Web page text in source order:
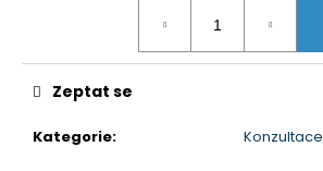
Kategorie: Konzultace
Zeptat se